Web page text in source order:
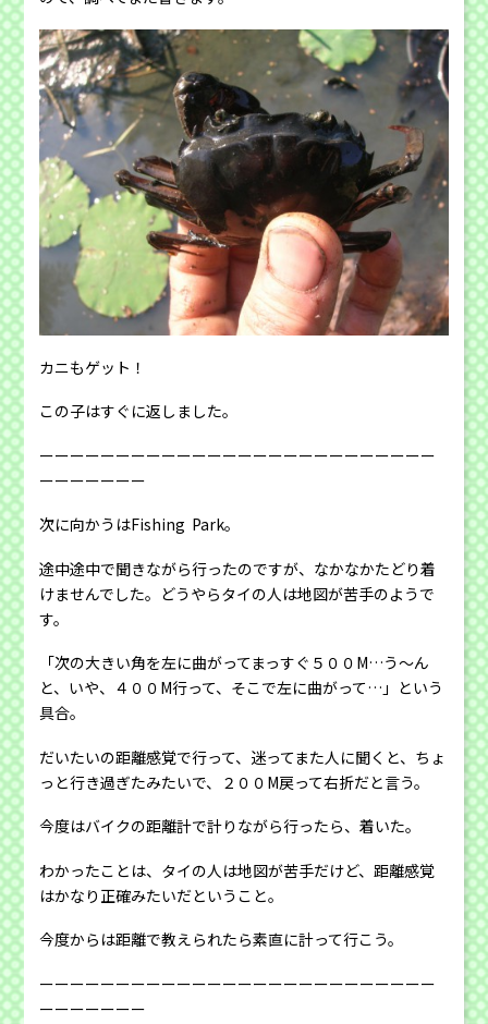
カニもゲット！
この子はすぐに返しました。
ーーーーーーーーーーーーーーーーーーーーーーーーーー
ーーーーーーー
次に向かうはFishing Park。
途中途中で聞きながら行ったのですが、なかなかたどり着
けませんでした。どうやらタイの人は地図が苦手のようで
す。
「次の大きい角を左に曲がってまっすぐ５００M…う〜ん
と、いや、４００M行って、そこで左に曲がって…」という
具合。
だいたいの距離感覚で行って、迷ってまた人に聞くと、ちょ
っと行き過ぎたみたいで、２００M戻って右折だと言う。
今度はバイクの距離計で計りながら行ったら、着いた。
わかったことは、タイの人は地図が苦手だけど、距離感覚
はかなり正確みたいだということ。
今度からは距離で教えられたら素直に計って行こう。
ーーーーーーーーーーーーーーーーーーーーーーーーーー
ーーーーーーー